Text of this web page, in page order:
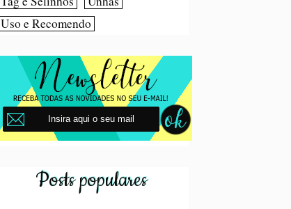
Uso e Recomendo
Posts populares